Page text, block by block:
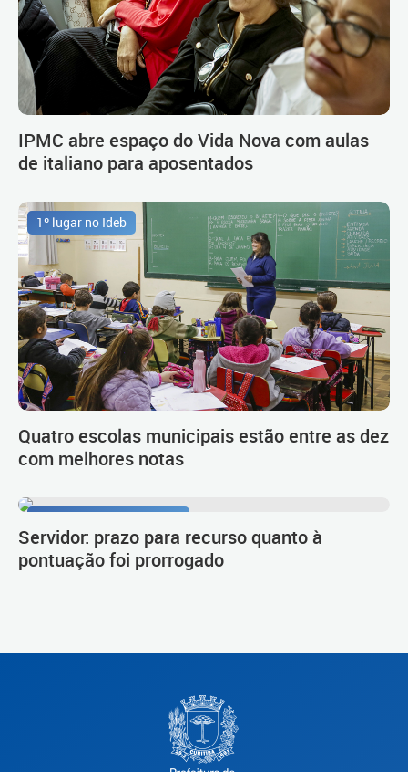
IPMC abre espaço do Vida Nova com aulas
de italiano para aposentados
1º lugar no Ideb
Quatro escolas municipais estão entre as dez
com melhores notas
Servidor: prazo para recurso quanto à
pontuação foi prorrogado